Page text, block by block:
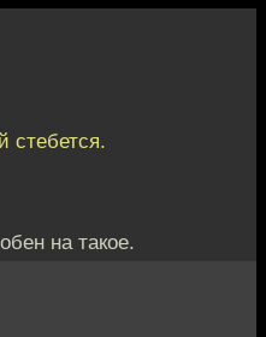
стебется.
на такое.